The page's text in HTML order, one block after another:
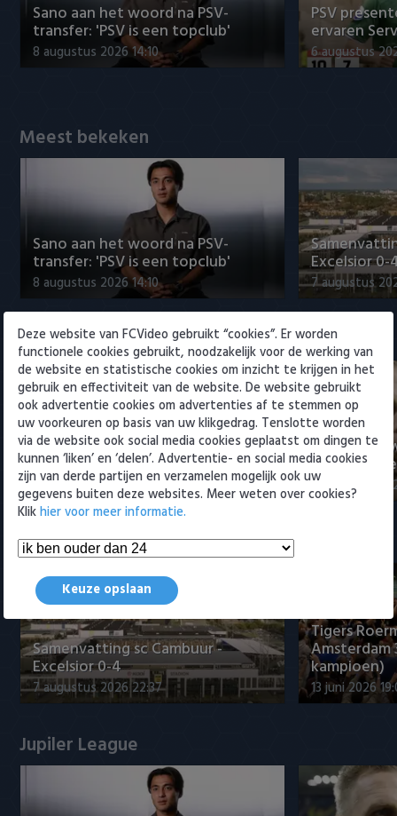
SC Heerenveen
Sparta
VVV Venlo
Sano aan het woord na PSV-
transfer: 'PSV is een topclub'
8 augustus 2026 14:10
PSV
ervaren
6 augustus
Meest bekeken
Sano aan het woord na PSV-
transfer: 'PSV is een topclub'
8 augustus 2026 14:10
Excelsior 0-
7 augustus
Eredivisie
Sano aan het woord na PSV-
transfer: 'PSV is een topclub'
8 augustus 2026 14:10
Excelsior
8 augustus
Samenvattingen Eredivisie
Samenvatting sc Cambuur -
Excelsior 0-4
7 augustus 2026 22:37
Tigers
Amsterdam
kampioen)
13 juni 2026
Jupiler League
Deze website van FCVideo gebruikt “cookies”. Er worden
functionele cookies gebruikt, noodzakelijk voor de werking van
de website en statistische cookies om inzicht te krijgen in het
gebruik en effectiviteit van de website. De website gebruikt
ook advertentie cookies om advertenties af te stemmen op
uw voorkeuren op basis van uw klikgedrag. Tenslotte worden
via de website ook social media cookies geplaatst om dingen te
kunnen ‘liken’ en ‘delen’. Advertentie- en social media cookies
zijn van derde partijen en verzamelen mogelijk ook uw
gegevens buiten deze websites. Meer weten over cookies?
Klikhier voor meer informatie.
Keuze opslaan